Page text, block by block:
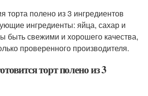
торта полено из 3 ингредиентов
ингредиенты: яйца, сахар и
быть свежими и хорошего качества,
проверенного производителя.
торт полено из 3